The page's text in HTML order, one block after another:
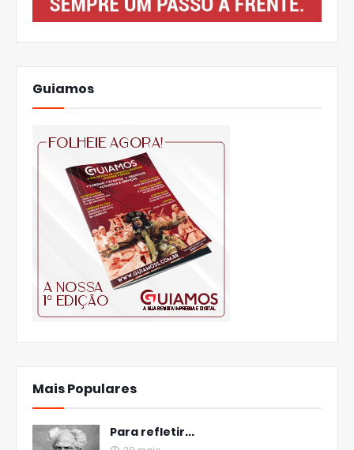
Guiamos
Mais Populares
Para refletir...